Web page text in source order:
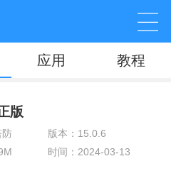
应用 教程
版
防
版本：15.0.6
时间：2024-03-13